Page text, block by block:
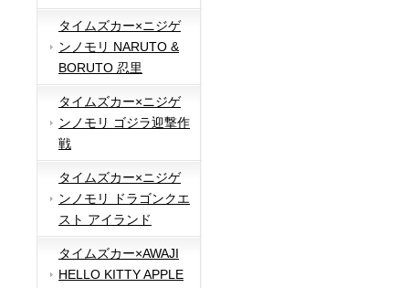
タイムズカー×ニジゲ
ンノモリ NARUTO &
BORUTO 忍里
タイムズカー×ニジゲ
ンノモリ ゴジラ迎撃作
戦
タイムズカー×ニジゲ
ンノモリ ドラゴンクエ
スト アイランド
タイムズカー×AWAJI
HELLO KITTY APPLE